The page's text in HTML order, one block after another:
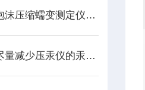
硬质泡沫压缩蠕变测定仪介绍
怎样尽量减少压汞仪的汞消耗量？